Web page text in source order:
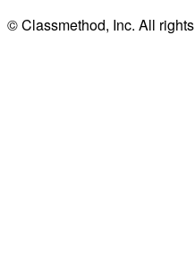
© Classmethod, Inc. All